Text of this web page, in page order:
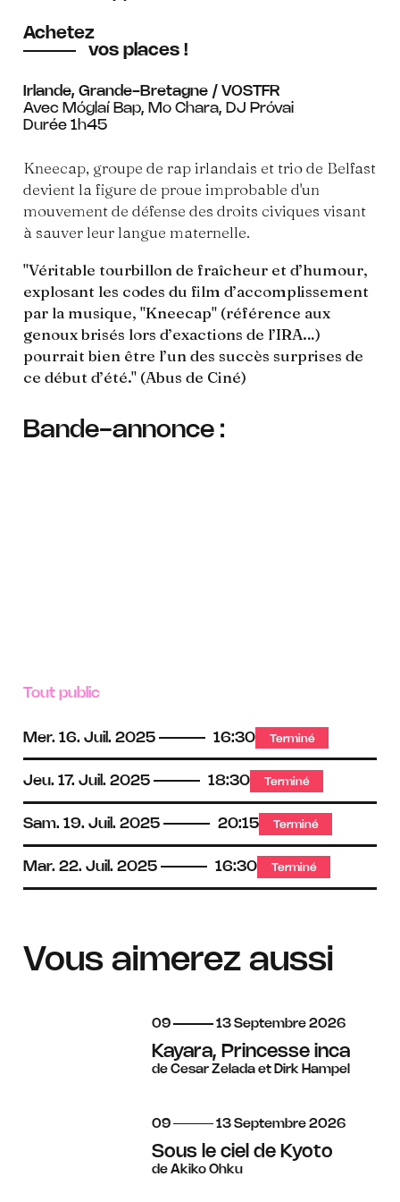
Achetez
vos places !
Irlande, Grande-Bretagne / VOSTFR
Avec Móglaí Bap, Mo Chara, DJ Próvai
Durée 1h45
Kneecap, groupe de rap irlandais et trio de Belfast
devient la figure de proue improbable d'un
mouvement de défense des droits civiques visant
à sauver leur langue maternelle.
"Véritable tourbillon de fraîcheur et d’humour,
explosant les codes du film d’accomplissement
par la musique, "Kneecap" (référence aux
genoux brisés lors d’exactions de l’IRA…)
pourrait bien être l’un des succès surprises de
ce début d’été." (Abus de Ciné)
Bande-annonce :
Tout public
Mer. 16. Juil. 2025 16:30 Terminé
Jeu. 17. Juil. 2025 18:30 Terminé
Sam. 19. Juil. 2025 20:15 Terminé
Mar. 22. Juil. 2025 16:30 Terminé
Vous aimerez aussi
du
09 au
13 septembre
Septembre 2026
Kayara, Princesse inca
de Cesar Zelada et Dirk Hampel
du
09 au
13 septembre
Septembre 2026
Sous le ciel de Kyoto
de Akiko Ohku